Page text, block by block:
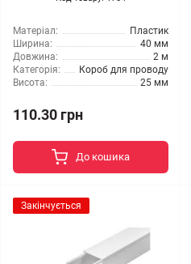
Матеріал:
Пластик
Ширина:
40 мм
Довжина:
2 м
Категорія:
Короб для проводу
Висота:
25 мм
110.30 грн
До кошика
Закінчується